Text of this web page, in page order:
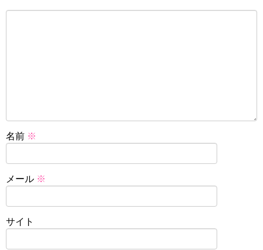
名前 ※
メール ※
サイト